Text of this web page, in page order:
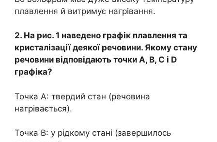
плавлення й витримує нагрівання.
2. На рис. 1 наведено графік плавлення та
кристалізації деякої речовини. Якому стану
речовини відповідають точки A, B, C і D
графіка?
Точка А: твердий стан (речовина
нагрівається).
Точка B: у рідкому стані (завершилось